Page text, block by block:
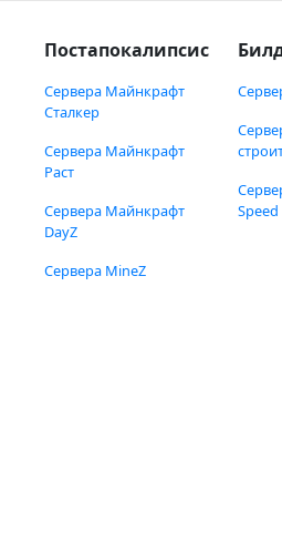
Постапокалипсис
Сервера Майнкрафт
Сталкер
Сервера Майнкрафт
Раст
Сервера Майнкрафт
DayZ
Сервера MineZ